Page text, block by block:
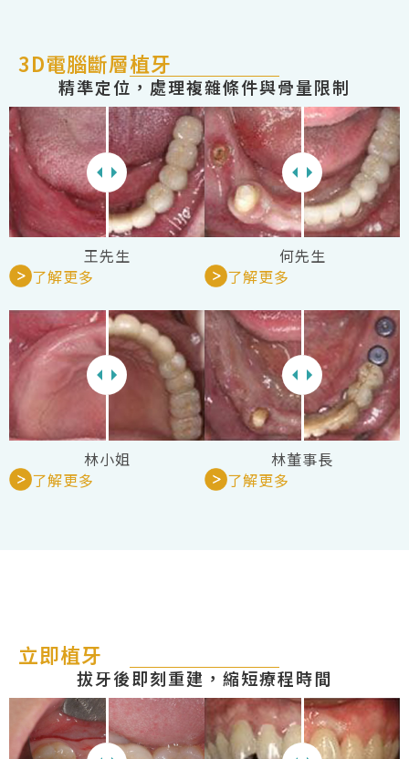
3D電腦斷層植牙
精準定位，處理複雜條件與骨量限制
王先生
了解更多
何先生
了解更多
林小姐
了解更多
林董事長
了解更多
立即植牙
拔牙後即刻重建，縮短療程時間